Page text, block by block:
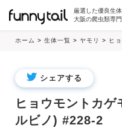
厳選した優良生
大阪の爬虫類専
ホーム > 生体一覧 > ヤモリ > ヒ
シェアする
ヒョウモントカ
ルビノ) #228-2